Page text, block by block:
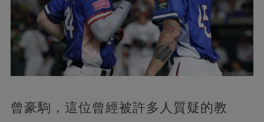
曾豪駒，這位曾經被許多人質疑的教